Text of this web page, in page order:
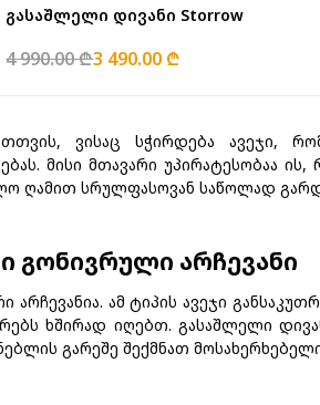
გასაშლელი დივანი Storrow
4 990.00 ₾3 490.00 ₾
ვისაც სჭირდება ავეჯი,
მისი მთავარი უპირატესობაა
ღამით სრულფასოვან საწოლად
გონივრული არჩევანი
ამ ტიპის ავეჯი
ხშირად იღებთ. გასაშლელი
გარეშე შექმნათ